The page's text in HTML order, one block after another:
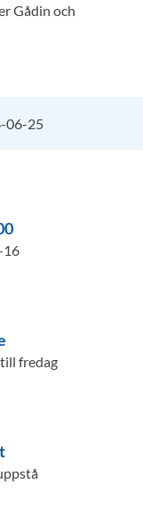
Gådin och
06-25
fredag